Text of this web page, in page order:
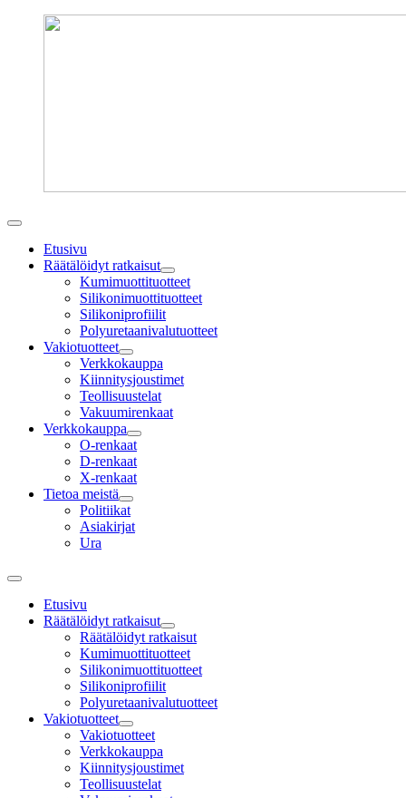
Etusivu
Räätälöidyt ratkaisut
Kumimuottituotteet
Silikonimuottituotteet
Silikoniprofiilit
Polyuretaanivalutuotteet
Vakiotuotteet
Verkkokauppa
Kiinnitysjoustimet
Teollisuustelat
Vakuumirenkaat
Verkkokauppa
O-renkaat
D-renkaat
X-renkaat
Tietoa meistä
Politiikat
Asiakirjat
Ura
Etusivu
Räätälöidyt ratkaisut
Räätälöidyt ratkaisut
Kumimuottituotteet
Silikonimuottituotteet
Silikoniprofiilit
Polyuretaanivalutuotteet
Vakiotuotteet
Vakiotuotteet
Verkkokauppa
Kiinnitysjoustimet
Teollisuustelat